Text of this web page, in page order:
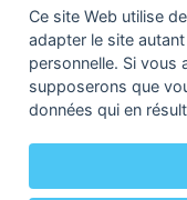
Agent lié,
de KBC
3000
TVA BE
Ce site Web utilise
adapter le site
personnelle. Si vous
supposerons que
données qui en